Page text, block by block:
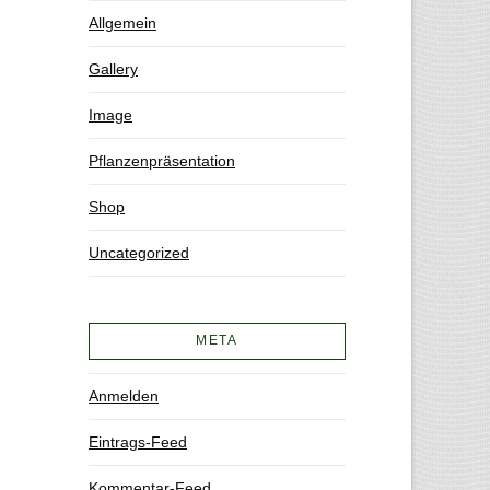
Allgemein
Gallery
Image
Pflanzenpräsentation
Shop
Uncategorized
META
Anmelden
Eintrags-Feed